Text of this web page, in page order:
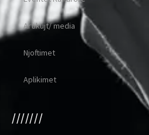
Artikujt/ media
Njoftimet
Aplikimet
///////